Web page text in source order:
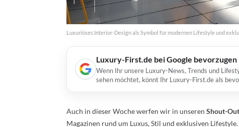
Luxuriöses Interior-Design als Symbol für modernen Lifestyle und
Luxury-First.de bei Google bevorzugen
Wenn Ihr unsere Luxury-News, Trends und
sehen möchtet, könnt Ihr Luxury-First.de als
Auch in dieser Woche werfen wir in unseren Shout-
Magazinen rund um Luxus, Stil und exklusiven